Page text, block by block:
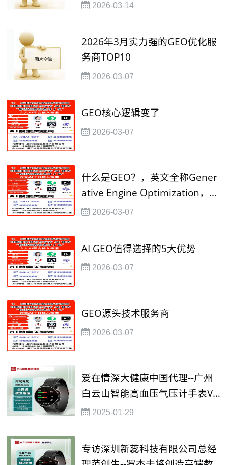
2026-03-14
2026年3月实力强的GEO优化服
务商TOP10
2026-03-07
​GEO核心逻辑变了
2026-03-07
​什么是GEO？，英文全称Gener
ative Engine Optimization，即
生成引擎优化
2026-03-07
AI GEO值得选择的5大优势
2026-03-07
GEO源头技术服务商
2026-03-07
爱在情深大健康中国代理--广州
白云山智能高血压气压计手表VC
60--该医疗大健康产品已获得国
招商
2025-01-29
专访深圳新蕊科技有限公司总经